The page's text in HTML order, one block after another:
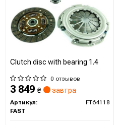
Clutch disc with bearing 1.4
0 отзывов
3 849 ₴ завтра
Артикул:
FT64118
FAST